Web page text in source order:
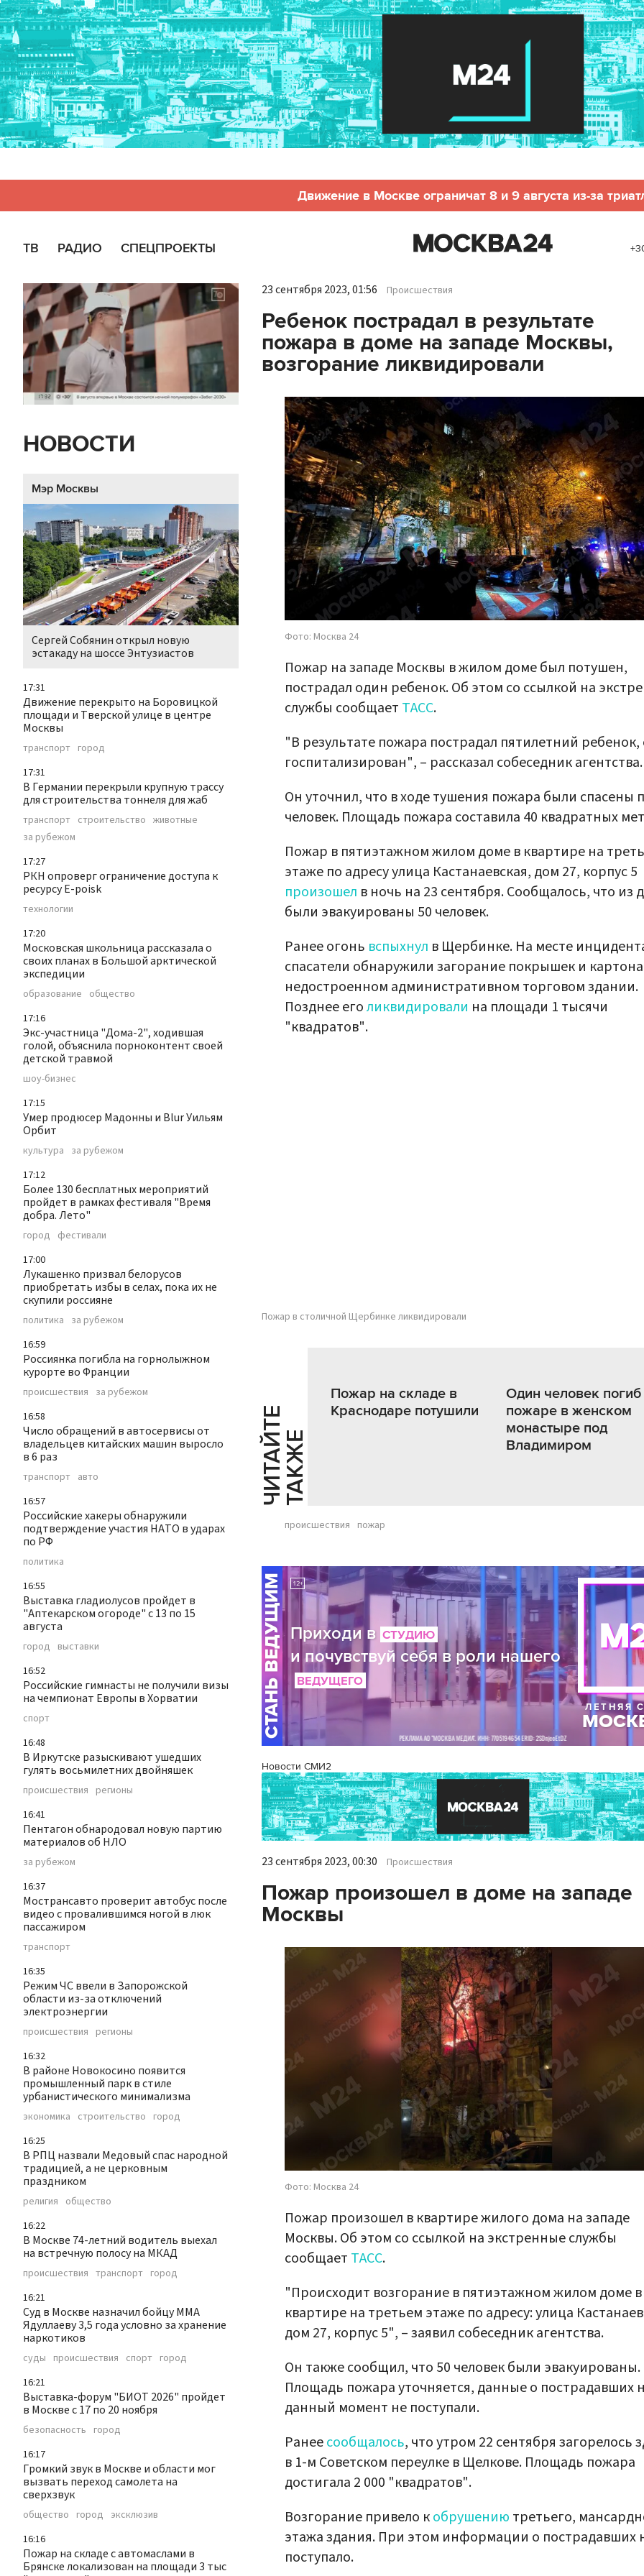
Движение в Москве ограничат 8 и 9 августа из-за
ТВ РАДИО СПЕЦПРОЕКТЫ
НОВОСТИ
Мэр Москвы
Сергей Собянин открыл новую
эстакаду на шоссе Энтузиастов
17:31
Движение перекрыто на Боровицкой
площади и Тверской улице в центре
Москвы
транспорт город
17:31
В Германии перекрыли крупную трассу
для строительства тоннеля для жаб
транспорт строительство животные
за рубежом
17:27
РКН опроверг ограничение доступа к
ресурсу E-poisk
технологии
17:20
Московская школьница рассказала о
своих планах в Большой арктической
экспедиции
образование общество
17:16
Экс-участница "Дома-2", ходившая
голой, объяснила порноконтент своей
детской травмой
шоу-бизнес
17:15
Умер продюсер Мадонны и Blur Уильям
Орбит
культура за рубежом
17:12
Более 130 бесплатных мероприятий
пройдет в рамках фестиваля "Время
добра. Лето"
город фестивали
17:00
Лукашенко призвал белорусов
приобретать избы в селах, пока их не
скупили россияне
политика за рубежом
16:59
Россиянка погибла на горнолыжном
курорте во Франции
происшествия за рубежом
16:58
Число обращений в автосервисы от
владельцев китайских машин выросло
в 6 раз
транспорт авто
16:57
Российские хакеры обнаружили
подтверждение участия НАТО в ударах
по РФ
политика
16:55
Выставка гладиолусов пройдет в
"Аптекарском огороде" с 13 по 15
августа
город выставки
16:52
Российские гимнасты не получили визы
на чемпионат Европы в Хорватии
спорт
16:48
В Иркутске разыскивают ушедших
гулять восьмилетних двойняшек
происшествия регионы
16:41
Пентагон обнародовал новую партию
материалов об НЛО
за рубежом
16:37
Мострансавто проверит автобус после
видео с провалившимся ногой в люк
пассажиром
транспорт
16:35
Режим ЧС ввели в Запорожской
области из-за отключений
электроэнергии
происшествия регионы
16:32
В районе Новокосино появится
промышленный парк в стиле
урбанистического минимализма
экономика строительство город
16:25
В РПЦ назвали Медовый спас народной
традицией, а не церковным
праздником
религия общество
16:22
В Москве 74-летний водитель выехал
на встречную полосу на МКАД
происшествия транспорт город
16:21
Суд в Москве назначил бойцу ММА
Ядуллаеву 3,5 года условно за хранение
наркотиков
суды происшествия спорт город
16:21
Выставка-форум "БИОТ 2026" пройдет
в Москве с 17 по 20 ноября
безопасность город
16:17
Громкий звук в Москве и области мог
вызвать переход самолета на
сверхзвук
общество город эксклюзив
16:16
Пожар на складе с автомаслами в
Брянске локализован на площади 3 тыс
23 сентября 2023, 01:56 Происшествия
Ребенок пострадал в результате
пожара в доме на западе Москвы,
возгорание ликвидировали
Фото: Москва 24
Пожар на западе Москвы в жилом доме был потушен,
пострадал один ребенок. Об этом со ссылкой на
службы сообщает ТАСС.
"В результате пожара пострадал пятилетний ребенок,
госпитализирован", – рассказал собеседник агентства.
Он уточнил, что в ходе тушения пожара были спасены
человек. Площадь пожара составила 40 квадратных
Пожар в пятиэтажном жилом доме в квартире на
этаже по адресу улица Кастанаевская, дом 27, корпус 5
произошел в ночь на 23 сентября. Сообщалось, что из
были эвакуированы 50 человек.
Ранее огонь вспыхнул в Щербинке. На месте
спасатели обнаружили загорание покрышек и
недостроенном административном торговом здании.
Позднее еголиквидировали на площади 1 тысячи
"квадратов".
Пожар в столичной Щербинке ликвидировали
Ч
И
Т
АЙ
Т
Е
Т
А
К
ЖЕ
Пожар на складе в
Краснодаре потушили
Один человек
пожаре в женском
монастыре под
Владимиром
происшествия пожар
Новости СМИ2
23 сентября 2023, 00:30 Происшествия
Пожар произошел в доме на западе
Москвы
Фото: Москва 24
Пожар произошел в квартире жилого дома на западе
Москвы. Об этом со ссылкой на экстренные службы
сообщает ТАСС.
"Происходит возгорание в пятиэтажном жилом доме в
квартире на третьем этаже по адресу: улица
дом 27, корпус 5", – заявил собеседник агентства.
Он также сообщил, что 50 человек были эвакуированы.
Площадь пожара уточняется, данные о пострадавших
данный момент не поступали.
Ранеесообщалось, что утром 22 сентября загорелось
в 1-м Советском переулке в Щелкове. Площадь пожара
достигала 2 000 "квадратов".
Возгорание привело кобрушению третьего,
этажа здания. При этом информации о пострадавших
поступало.